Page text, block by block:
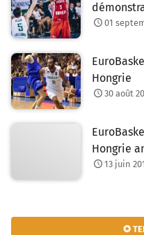
01
Hongrie
30 août
Hongrie
13 juin
✪